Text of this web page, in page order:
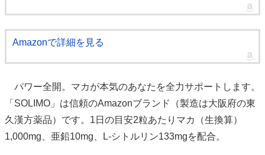
Amazonで詳細を見る
パワー全開。マカが本気のあなたを全力サポートします。
「SOLIMO」は信頼のAmazonブランド（製造は大阪府の東
久漢方薬品）です。1日の目安2粒あたりマカ（生換算）
1,000mg、亜鉛10mg、L-シトルリン133mgを配合。